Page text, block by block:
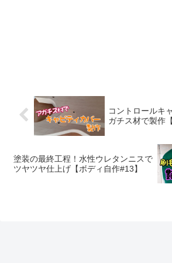
コントロールキ
ガチス材で製作
塗装の最終工程！水性ウレタンニスで
ツヤツヤ仕上げ【ボディ自作#13】